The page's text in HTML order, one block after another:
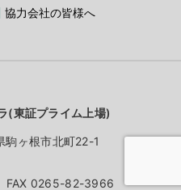
協力会社の皆様へ
(東証プライム上場)
ヶ根市北町22-1
0265-82-3966